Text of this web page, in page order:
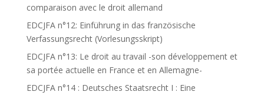
comparaison avec le droit allemand
EDCJFA n°12: Einführung in das französische
Verfassungsrecht (Vorlesungsskript)
EDCJFA n°13: Le droit au travail -son développement et
sa portée actuelle en France et en Allemagne-
EDCJFA n°14 : Deutsches Staatsrecht I : Eine